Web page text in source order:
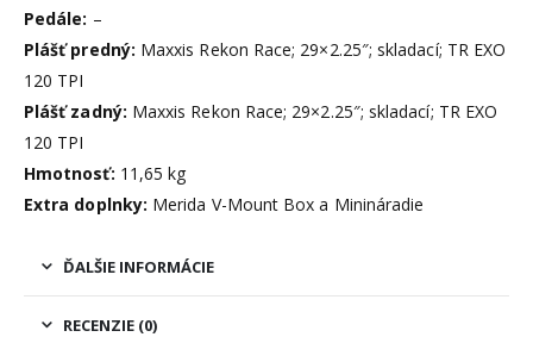
Pedále: –
Plášť predný: Maxxis Rekon Race; 29×2.25″; skladací; TR EXO
120 TPI
Plášť zadný: Maxxis Rekon Race; 29×2.25″; skladací; TR EXO
120 TPI
Hmotnosť: 11,65 kg
Extra doplnky: Merida V-Mount Box a Minináradie
ĎALŠIE INFORMÁCIE
RECENZIE (0)